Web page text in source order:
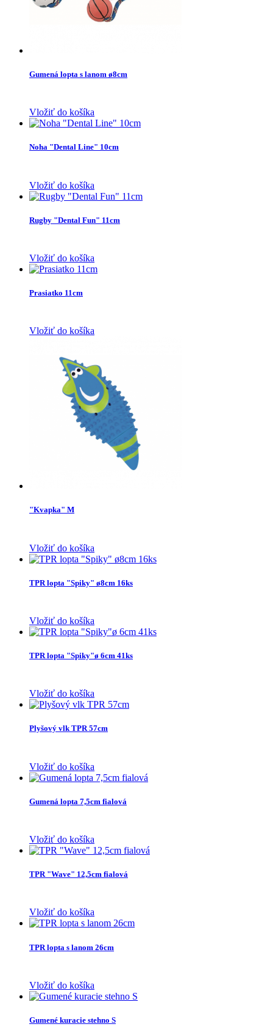
Gumená lopta s lanom ø8cm
Vložiť do košíka
Noha "Dental Line" 10cm
Vložiť do košíka
Rugby "Dental Fun" 11cm
Vložiť do košíka
Prasiatko 11cm
Vložiť do košíka
"Kvapka" M
Vložiť do košíka
TPR lopta "Spiky" ø8cm 16ks
Vložiť do košíka
TPR lopta "Spiky"ø 6cm 41ks
Vložiť do košíka
Plyšový vlk TPR 57cm
Vložiť do košíka
Gumená lopta 7,5cm fialová
Vložiť do košíka
TPR "Wave" 12,5cm fialová
Vložiť do košíka
TPR lopta s lanom 26cm
Vložiť do košíka
Gumené kuracie stehno S